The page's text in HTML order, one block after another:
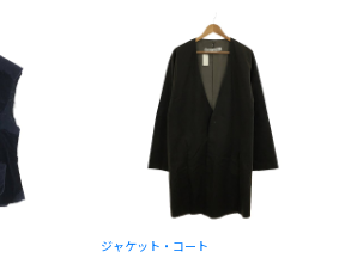
ジャケット・コート